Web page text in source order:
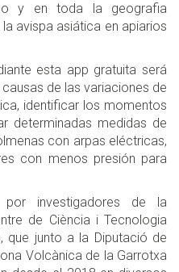
y en toda la geografia
avispa asiática en apiarios
esta app gratuita será
de las variaciones de
identificar los momentos
determinadas medidas de
con arpas eléctricas,
con menos presión para
investigadores de la
de Ciència i Tecnologia
que junto a la Diputació de
Volcànica de la Garrotxa